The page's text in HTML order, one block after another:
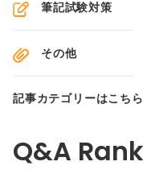
筆記試験対策
その他
記事カテゴリーはこちら